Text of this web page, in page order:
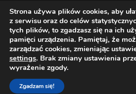
PODĄŻAJ ZA
© All right reserved
Strona używa plików cookies, aby
z serwisu oraz do celów
tych plików, to zgadzasz się na ich
pamięci urządzenia. Pamiętaj, że
zarządzać cookies, zmieniając
settings. Brak zmiany ustawienia
wyrażenie zgody.
Zgadzam się!